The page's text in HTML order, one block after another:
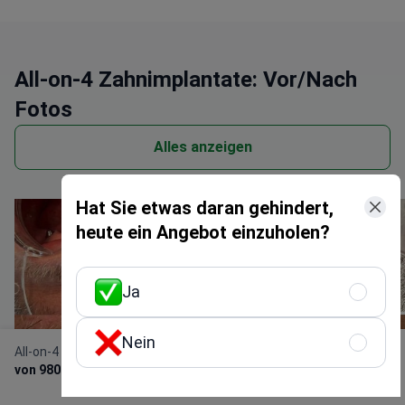
All-on-4 Zahnimplantate
von 980 €
persönliches Angebot
All-on-4 Zahnimplantate: Vor/Nach
Fotos
Alles anzeigen
Hat Sie etwas daran gehindert,
heute ein Angebot einzuholen?
Ja
Nein